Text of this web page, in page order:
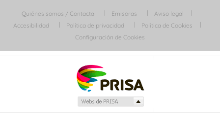
Quiénes somos / Contacta Emisoras
Aviso legal
Accesibilidad
Política de privacidad
Política de Cookies
Configuración de Cookies